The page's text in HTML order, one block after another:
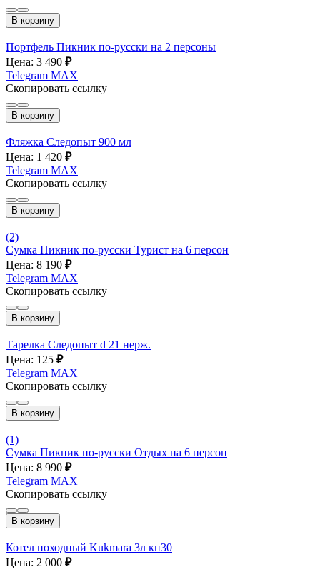
В корзину
Портфель Пикник по-русски на 2 персоны
Цена: 3 490 ₽
Telegram MAX
Скопировать ссылку
В корзину
Фляжка Следопыт 900 мл
Цена: 1 420 ₽
Telegram MAX
Скопировать ссылку
В корзину
(2)
Сумка Пикник по-русски Турист на 6 персон
Цена: 8 190 ₽
Telegram MAX
Скопировать ссылку
В корзину
Тарелка Следопыт d 21 нерж.
Цена: 125 ₽
Telegram MAX
Скопировать ссылку
В корзину
(1)
Сумка Пикник по-русски Отдых на 6 персон
Цена: 8 990 ₽
Telegram MAX
Скопировать ссылку
В корзину
Котел походный Kukmara 3л кп30
Цена: 2 000 ₽